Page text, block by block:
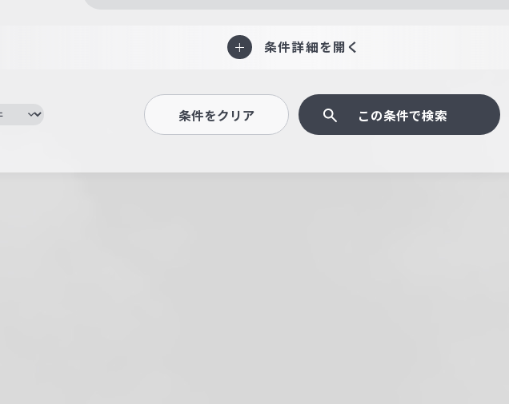
条件詳細を開く
条件をクリア この条件で検索